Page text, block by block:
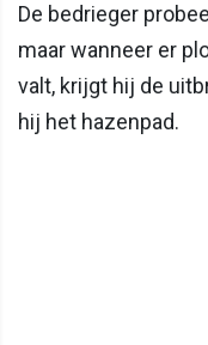
De bedrieger
maar wanneer er
valt, krijgt hij de
hij het hazenpad.